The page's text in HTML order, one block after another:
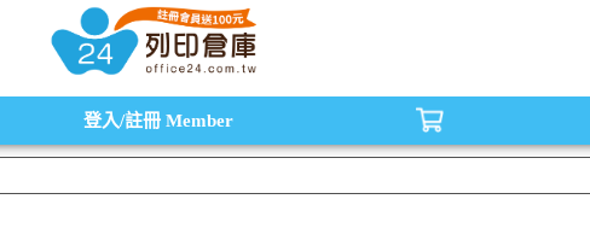
,原廠碳粉匣，副廠碳粉匣，環保碳粉匣,連續供墨印表機-office24列印倉庫線上購物手機版
登入/註冊 Member